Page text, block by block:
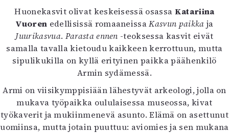
Oulu2026
Näyttelyt
Musiikki
Levyt
Kuvataide
Kirjat
In English
Esitystaide
Arkisto
Huonekasvit olivat keskeisessä osassa Katariina
Vuoren edellisissä romaaneissaKasvun paikka ja
Juurikasvua. Parasta ennen -teoksessa kasvit eivät
samalla tavalla kietoudu kaikkeen kerrottuun, mutta
sipulikukilla on kyllä erityinen paikka päähenkilö
Armin sydämessä.
Armi on viisikymppisiään lähestyvät arkeologi, jolla on
mukava työpaikka oululaisessa museossa, kivat
työkaverit ja mukiinmenevä asunto. Elämä on asettunut
uomiinsa, mutta jotain puuttuu: aviomies ja sen mukana